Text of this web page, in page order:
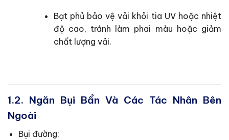
Bạt phủ bảo vệ vải khỏi tia UV hoặc nhiệt
độ cao, tránh làm phai màu hoặc giảm
chất lượng vải.
1.2. Ngăn Bụi Bẩn Và Các Tác Nhân Bên
Ngoài
Bụi đường: